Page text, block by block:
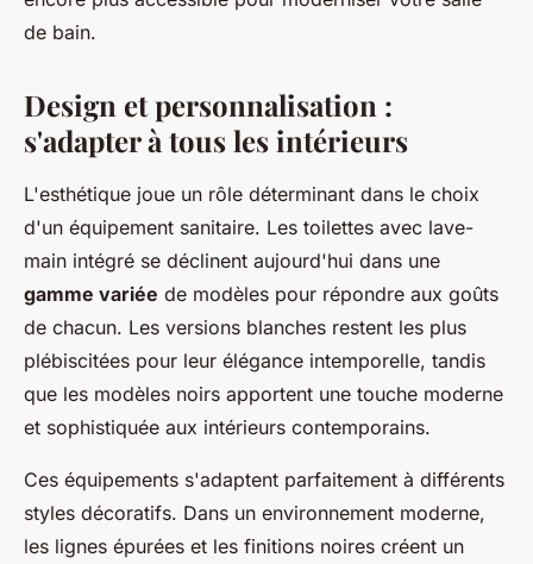
de bain.
Design et personnalisation :
s'adapter à tous les intérieurs
L'esthétique joue un rôle déterminant dans le choix
d'un équipement sanitaire. Les toilettes avec lave-
main intégré se déclinent aujourd'hui dans une
gamme variée de modèles pour répondre aux goûts
de chacun. Les versions blanches restent les plus
plébiscitées pour leur élégance intemporelle, tandis
que les modèles noirs apportent une touche moderne
et sophistiquée aux intérieurs contemporains.
Ces équipements s'adaptent parfaitement à différents
styles décoratifs. Dans un environnement moderne,
les lignes épurées et les finitions noires créent un